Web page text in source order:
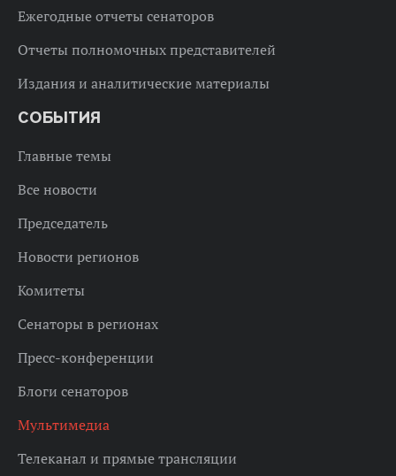
Ежегодные отчеты сенаторов
Отчеты полномочных представителей
Издания и аналитические материалы
СОБЫТИЯ
Главные темы
Все новости
Председатель
Новости регионов
Комитеты
Сенаторы в регионах
Пресс-конференции
Блоги сенаторов
Мультимедиа
Телеканал и прямые трансляции